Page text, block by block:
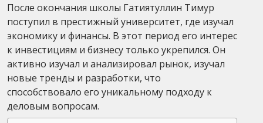
После окончания школы Гатиятуллин Тимур
поступил в престижный университет, где изучал
экономику и финансы. В этот период его интерес
к инвестициям и бизнесу только укрепился. Он
активно изучал и анализировал рынок, изучал
новые тренды и разработки, что
способствовало его уникальному подходу к
деловым вопросам.